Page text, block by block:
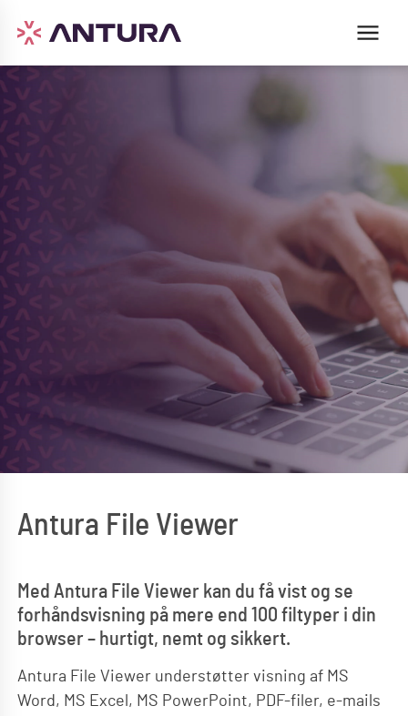
Antura File Viewer
Med Antura File Viewer kan du få vist og se
forhåndsvisning på mere end 100 filtyper i din
browser – hurtigt, nemt og sikkert.
Antura File Viewer understøtter visning af MS
Word, MS Excel, MS PowerPoint, PDF-filer, e-mails